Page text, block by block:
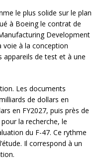
le plus solide sur le plan
à Boeing le contrat de
Development
voie à la conception
appareils de test et à une
Les documents
de dollars en
en FY2027, puis près de
la recherche, le
du F-47. Ce rythme
Il correspond à un